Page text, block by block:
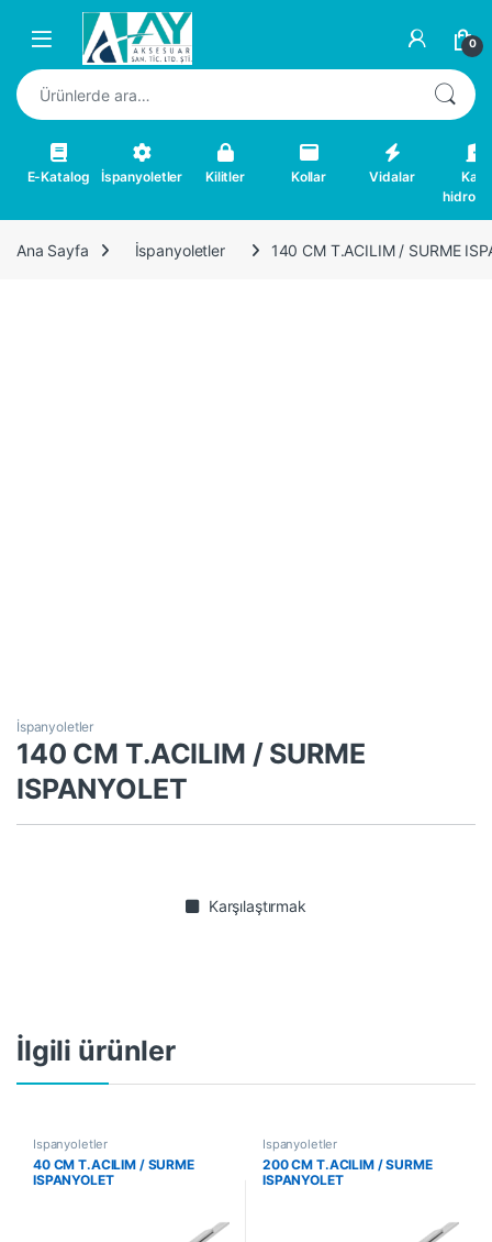
Skip to navigation
Skip to content
0
Ara:
E-Katalog İspanyoletler Kilitler Kollar Vidalar
Kapı
Ana Sayfa İspanyoletler 140 CM T.ACILIM / SURME
İspanyoletler
140 CM T.ACILIM / SURME
ISPANYOLET
Karşılaştırmak
İlgili ürünler
İspanyoletler
40 CM T.ACILIM / SURME
ISPANYOLET
İspanyoletler
200 CM T.ACILIM / SURME
ISPANYOLET